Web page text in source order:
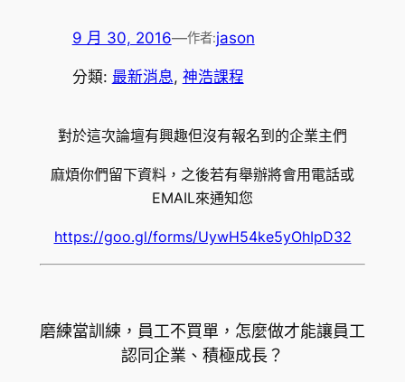
9 月 30, 2016—作者:jason
分類: 最新消息, 神浩課程
對於這次論壇有興趣但沒有報名到的企業主們
麻煩你們留下資料，之後若有舉辦將會用電話或
EMAIL來通知您
https://goo.gl/forms/UywH54ke5yOhIpD32
磨練當訓練，員工不買單，怎麼做才能讓員工
認同企業、積極成長？